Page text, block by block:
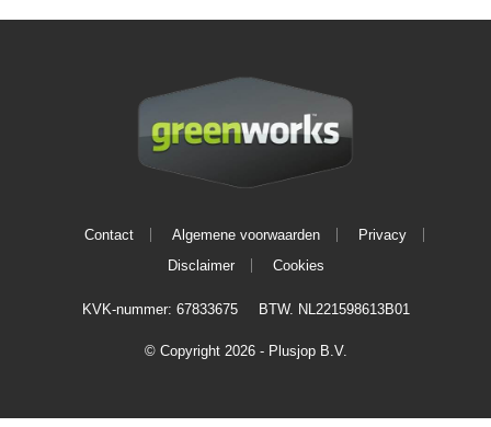
Contact Algemene voorwaarden
Privacy
Disclaimer
Cookies
KVK-nummer: 67833675 BTW. NL221598613B01
© Copyright 2026 - Plusjop B.V.